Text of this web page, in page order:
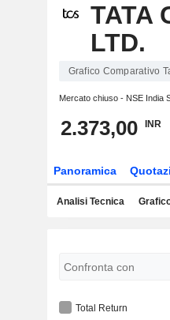
TATA
LTD.
Grafico Comparativo
Mercato chiuso - NSE India
2.373,00 INR
Panoramica
Analisi Tecnica
Total Return